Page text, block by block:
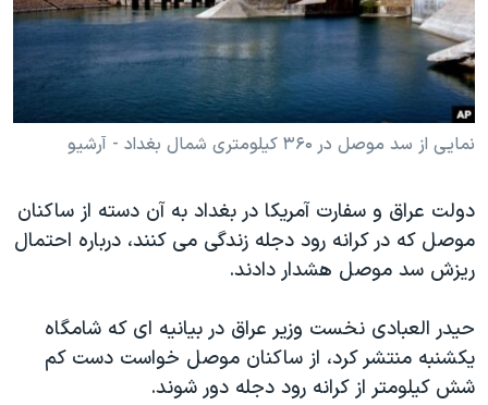
فرهنگ و زندگی
حقوق شهروندی
علم و فناوری
گالری عکس
آرشیو پخش زنده
مستندها
انتخابات ریاست جمهوری آمریکا ۲۰۲۴
حمله جمهوری اسلامی به اسرائیل
رمز مهسا
اعتراضات زن، زندگی، آزادی
مجموعه مستندهای دادخواهی
دادگاه حمید نوری
چهل سال گروگان‌گیری
دنبال کنید
نمایی از سد موصل در ۳۶۰ کیلومتری شمال بغداد - آرشیو
دولت عراق و سفارت آمریکا در بغداد به آن دسته از ساکنان
موصل که در کرانه رود دجله زندگی می کنند، درباره احتمال
ریزش سد موصل هشدار دادند.
حیدر العبادی نخست وزیر عراق در بیانیه ای که شامگاه
یکشنبه منتشر کرد، از ساکنان موصل خواست دست کم
شش کیلومتر از کرانه رود دجله دور شوند.